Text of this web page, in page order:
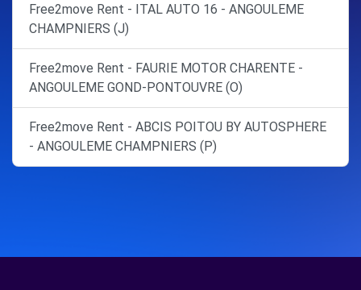
Free2move Rent - ITAL AUTO 16 - ANGOULEME
CHAMPNIERS (J)
Free2move Rent - FAURIE MOTOR CHARENTE -
ANGOULEME GOND-PONTOUVRE (O)
Free2move Rent - ABCIS POITOU BY AUTOSPHERE
- ANGOULEME CHAMPNIERS (P)